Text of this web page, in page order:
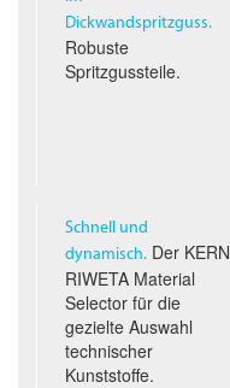
Dickwandspritzguss.
Robuste
Spritzgussteile.
Schnell und
dynamisch.Der KERN
RIWETA Material
Selector für die
gezielte Auswahl
technischer
Kunststoffe.